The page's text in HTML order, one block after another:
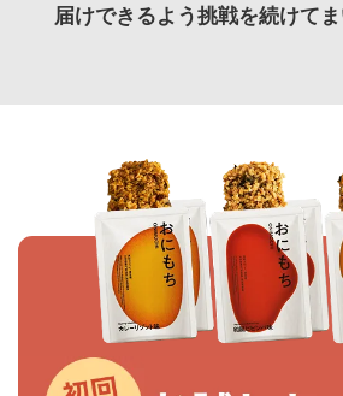
届けできるよう挑戦を続けてま